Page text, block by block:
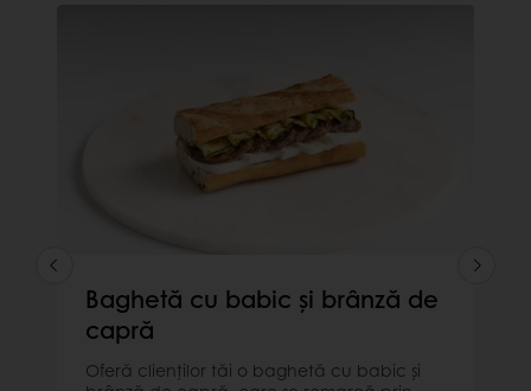
Baghetă cu babic și brânză de
capră
Oferă clienților tăi o baghetă cu babic și